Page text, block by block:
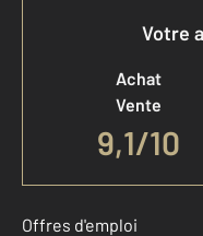
Votre
Achat
Vente
9,1/10
Offres d'emploi